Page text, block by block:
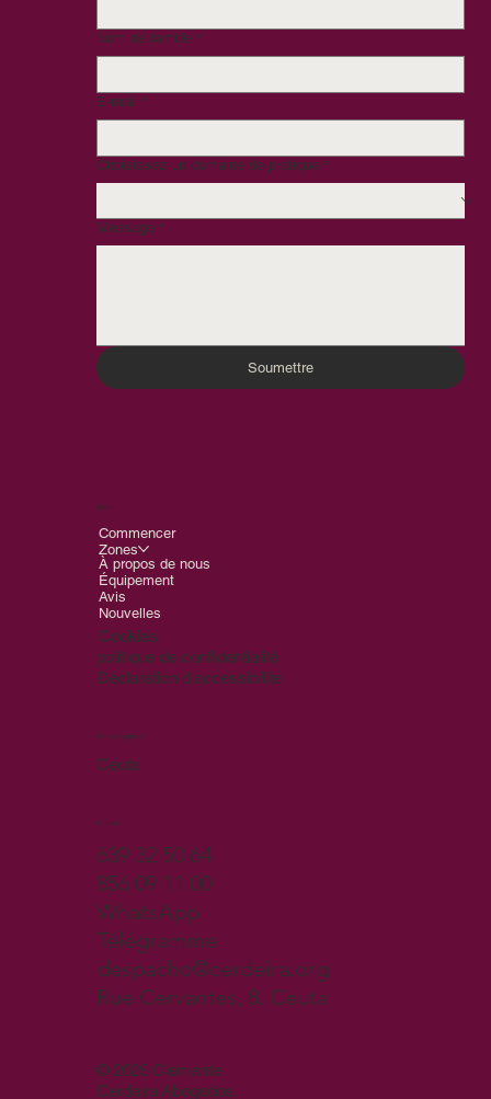
Nom de famille *
E-mail *
Choisissez un domaine de pratique *
Message *
Soumettre
Menu
Commencer
Zones
À propos de nous
Équipement
Avis
Nouvelles
Déclaration d'accessibilité
politique de confidentialité
Cookies
Quartier général
Ceuta
Contact
639 32 50 64
856 09 11 00
WhatsApp
Télégramme
despacho@cerdeira.org
Rue Cervantes, 8. Ceuta
© 2025 Clemente
Cerdeira Abogados.